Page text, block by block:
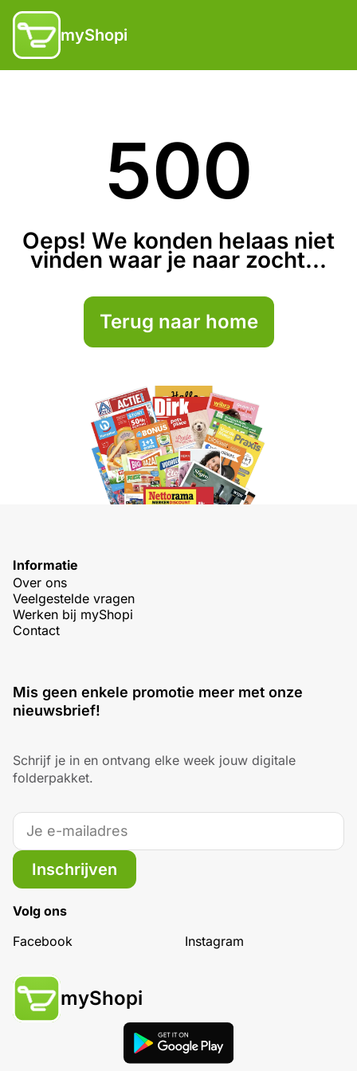
myShopi
500
Oeps! We konden helaas niet
vinden waar je naar zocht...
Terug naar home
Informatie
Over ons
Veelgestelde vragen
Werken bij myShopi
Contact
Mis geen enkele promotie meer met onze
nieuwsbrief!
Schrijf je in en ontvang elke week jouw digitale
folderpakket.
Inschrijven
Volg ons
Facebook
Instagram
myShopi